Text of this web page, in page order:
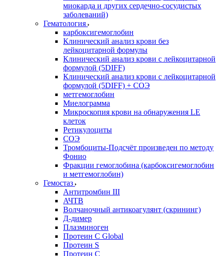
миокарда и других сердечно-сосудистых
заболеваний)
Гематология
карбоксигемоглобин
Клинический анализ крови без
лейкоцитарной формулы
Клинический анализ крови с лейкоцитарной
формулой (5DIFF)
Клинический анализ крови с лейкоцитарной
формулой (5DIFF) + СОЭ
метгемоглобин
Миелограмма
Микроскопия крови на обнаружения LE
клеток
Ретикулоциты
СОЭ
Тромбоциты-Подсчёт произведен по методу
Фонио
Фракции гемоглобина (карбоксигемоглобин
и метгемоглобин)
Гемостаз
Антитромбин III
АЧТВ
Волчаночный антикоагулянт (скрининг)
Д-димер
Плазминоген
Протеин C Global
Протеин S
Протеин С